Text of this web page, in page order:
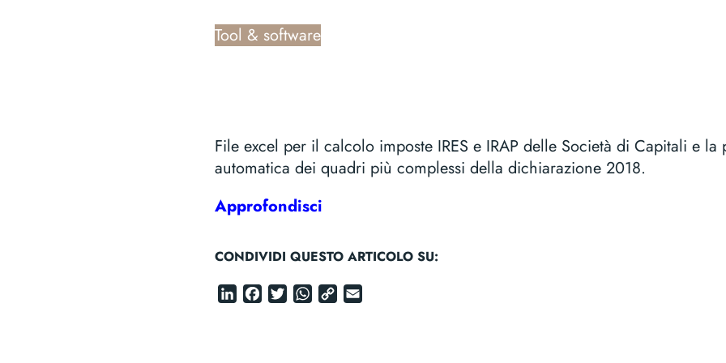
Tool & software
File excel per il calcolo imposte IRES e IRAP delle Società di Capitali e
automatica dei quadri più complessi della dichiarazione 2018.
Approfondisci
CONDIVIDI QUESTO ARTICOLO SU:
LinkedIn
Facebook
Twitter
WhatsApp
CopyEmail